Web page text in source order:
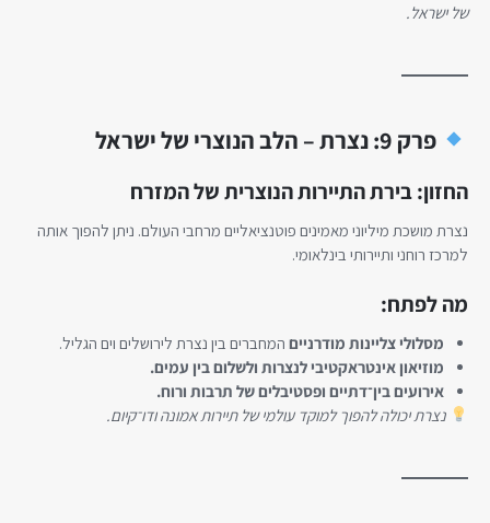
של ישראל.
פרק 9: נצרת – הלב הנוצרי של ישראל
החזון: בירת התיירות הנוצרית של המזרח
נצרת מושכת מיליוני מאמינים פוטנציאליים מרחבי העולם. ניתן להפוך אותה
למרכז רוחני ותיירותי בינלאומי.
מה לפתח:
מסלולי צליינות מודרניים המחברים בין נצרת לירושלים וים הגליל.
מוזיאון אינטראקטיבי לנצרות ולשלום בין עמים.
אירועים בין־דתיים ופסטיבלים של תרבות ורוח.
נצרת יכולה להפוך למוקד עולמי של תיירות אמונה ודו־קיום.